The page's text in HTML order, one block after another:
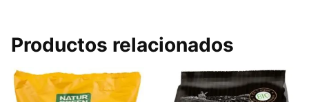
Productos relacionados